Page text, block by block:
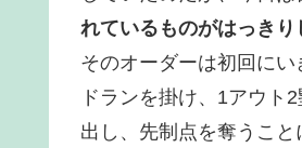
れているものがはっき
そのオーダーは初回に
ドランを掛け、1アウト
出し、先制点を奪うこ